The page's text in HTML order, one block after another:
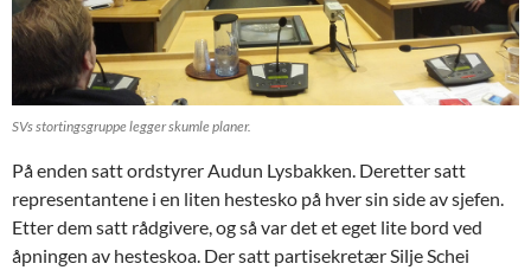
SVs stortingsgruppe legger skumle planer.
På enden satt ordstyrer Audun Lysbakken. Deretter satt
representantene i en liten hestesko på hver sin side av sjefen.
Etter dem satt rådgivere, og så var det et eget lite bord ved
åpningen av hesteskoa. Der satt partisekretær Silje Schei